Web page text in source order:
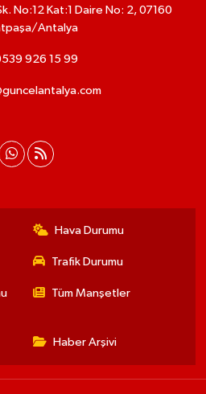
No:12 Kat:1 Daire No: 2, 07160
Antalya
926 15 99
Hava Durumu
Trafik Durumu
Tüm Manşetler
Haber Arşivi